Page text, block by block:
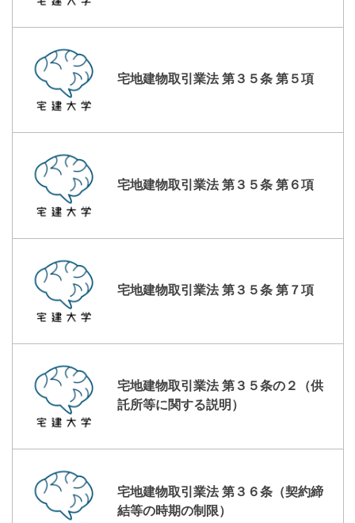
宅地建物取引業法 第３５条 第５項
宅地建物取引業法 第３５条 第６項
宅地建物取引業法 第３５条 第７項
宅地建物取引業法 第３５条の２（供
託所等に関する説明）
宅地建物取引業法 第３６条（契約締
結等の時期の制限）